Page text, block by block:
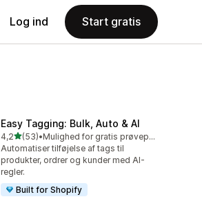
Log ind Start gratis
Easy Tagging: Bulk, Auto & AI
4,2ud af 5 stjerner
(53)
53 anmeldelser i alt
•
Mulighed for gratis prøveperiode
Automatiser tilføjelse af tags til
produkter, ordrer og kunder med AI-
regler.
Built for Shopify